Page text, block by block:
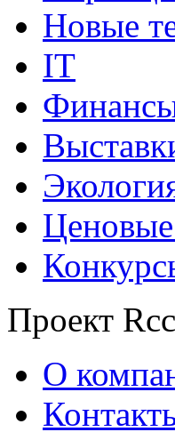
Новые
IT
Проект
О